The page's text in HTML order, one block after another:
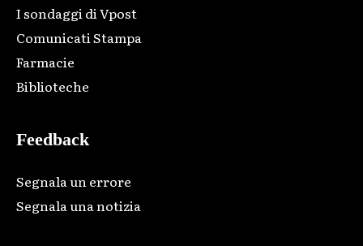
I sondaggi di Vpost
Comunicati Stampa
Farmacie
Biblioteche
Feedback
Segnala un errore
Segnala una notizia